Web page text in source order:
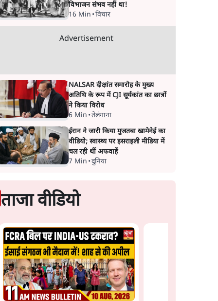
हुआ
उमर खालिद की किताब पर
विभाजन संभव नहीं था!
16 Min •विचार
Advertisement
NALSAR दीक्षांत समारोह के मुख्य
अतिथि के रूप में CJI सूर्यकांत का छात्रों
ने किया विरोध
6 Min •तेलंगाना
ईरान ने जारी किया मुजतबा खामेनेई का
वीडियो; स्वास्थ्य पर इसराइली मीडिया में
चल रही थीं अफवाहें
7 Min •दुनिया
ताजा वीडियो